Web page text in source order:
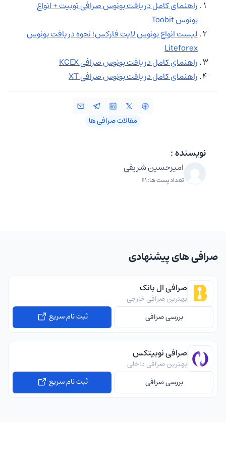
راهنمای کامل دریافت بونوس صرافی توبیت + انواع
بونوس Toobit
لیست انواع بونوس لایت فارکس؛ نحوه دریافت بونوس
Liteforex
راهنمای کامل دریافت بونوس صرافی KCEX
راهنمای کامل دریافت بونوس صرافی XT
مقالات صرافی ها
نویسنده :
امیرحسین شریفی
تعداد پست ها: 61
صرافی های پیشنهادی
صرافی ال بانک
بهترین صرافی خارجی
بررسی صرافی
ثبت نام سریع
صرافی نوبیتکس
بهترین صرافی داخلی
بررسی صرافی
ثبت نام سریع